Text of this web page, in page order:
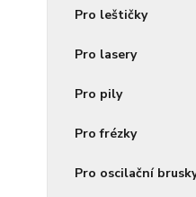
Pro leštičky
Pro lasery
Pro pily
Pro frézky
Pro oscilační